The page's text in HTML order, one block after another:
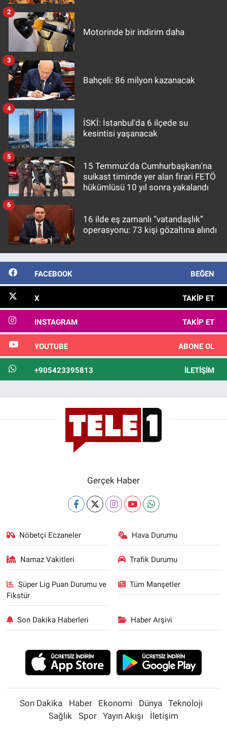
Motorinde bir indirim daha
2
Bahçeli: 86 milyon kazanacak
3
İSKİ: İstanbul'da 6 ilçede su
kesintisi yaşanacak
4
15 Temmuz'da Cumhurbaşkanı'na
suikast timinde yer alan firari FETÖ
hükümlüsü 10 yıl sonra yakalandı
5
16 ilde eş zamanlı “vatandaşlık”
operasyonu: 73 kişi gözaltına alındı
6
FACEBOOK BEĞEN
X TAKIP ET
INSTAGRAM TAKIP ET
YOUTUBE ABONE OL
+905423395813 İLETIŞIM
Gerçek Haber
Nöbetçi Eczaneler Hava Durumu
Namaz Vakitleri Trafik Durumu
Süper Lig Puan Durumu ve
Fikstür
Tüm Manşetler
Son Dakika Haberleri Haber Arşivi
Son Dakika Haber Ekonomi Dünya
Teknoloji
Sağlık
Spor Yayın Akışı İletişim